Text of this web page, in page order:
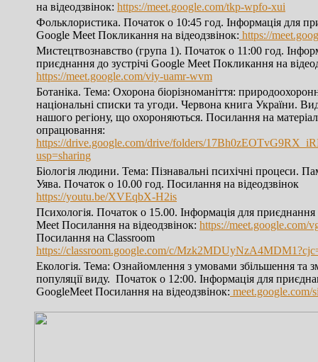
на відеодзвінок: https://meet.google.com/tkp-wpfo-xui
Фольклористика. Початок о 10:45 год. Інформація для
Google Meet Покликання на відеодзвінок: https://
Мистецтвознавство (група 1). Початок о 11:00 год.
приєднання до зустрічі Google Meet Покликання на
https://meet.google.com/viy-uamr-wvm
Ботаніка. Тема: Охорона біорізноманіття:
національні списки та угоди. Червона книга України.
нашого регіону, що охороняються. Посилання на
опрацювання:
https://drive.google.com/drive/folders/
usp=sharing
Біологія людини. Тема: Пізнавальні психічні процеси.
Уява. Початок о 10.00 год. Посилання на відеодзвінок
https://youtu.be/XVEqbX-H2is
Психологія. Початок о 15.00. Інформація для приєднання
Meet Посилання на відеодзвінок: https://meet.google.com/
Посилання на Classroom
https://classroom.google.com/c/
Екологія. Тема: Ознайомлення з умовами збільшення та
популяції виду. Початок о 12:00. Інформація для
GoogleMeet Посилання на відеодзвінок: meet.google.com/